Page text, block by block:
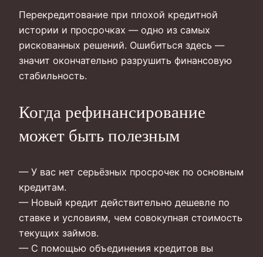
Перекредитование при плохой кредитной
истории и просрочках — одно из самых
рискованных решений. Ошибиться здесь —
значит окончательно разрушить финансовую
стабильность.
Когда рефинансирование
может быть полезным
— У вас нет серьёзных просрочек по основным
кредитам.
— Новый кредит действительно дешевле по
ставке и условиям, чем совокупная стоимость
текущих займов.
— С помощью объединения кредитов вы